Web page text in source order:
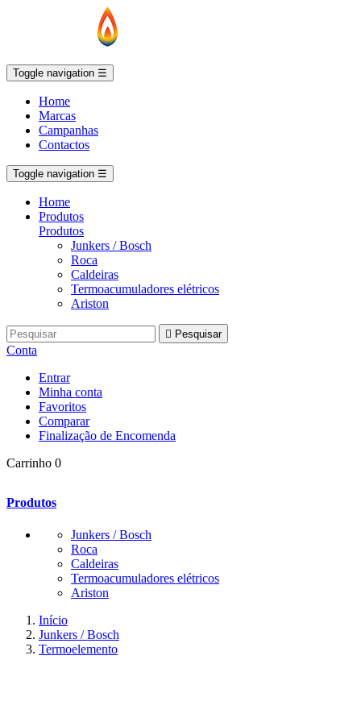
Toggle navigation ☰
Home
Marcas
Campanhas
Contactos
Toggle navigation ☰
Home
Produtos
Produtos
Junkers / Bosch
Roca
Caldeiras
Termoacumuladores elétricos
Ariston
 Pesquisar
Conta
Entrar
Minha conta
Favoritos
Comparar
Finalização de Encomenda
Carrinho 0
Produtos
Junkers / Bosch
Roca
Caldeiras
Termoacumuladores elétricos
Ariston
Início
Junkers / Bosch
Termoelemento